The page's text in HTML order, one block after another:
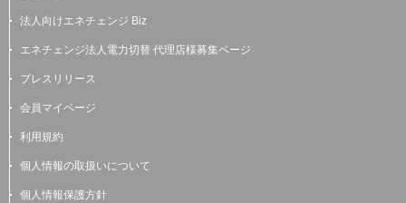
法人向けエネチェンジ Biz
エネチェンジ法人電力切替 代理店様募集ページ
プレスリリース
会員マイページ
利用規約
個人情報の取扱いについて
個人情報保護方針